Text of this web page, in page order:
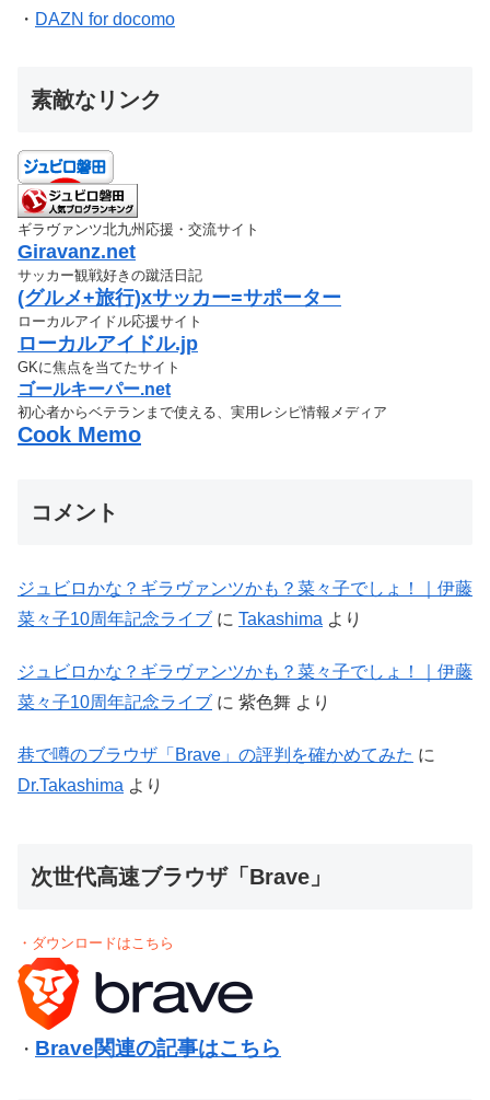
・ DAZN for docomo
素敵なリンク
ギラヴァンツ北九州応援・交流サイト
Giravanz.net
サッカー観戦好きの蹴活日記
(グルメ+旅行)xサッカー=サポーター
ローカルアイドル応援サイト
ローカルアイドル.jp
GKに焦点を当てたサイト
ゴールキーパー.net
初心者からベテランまで使える、実用レシピ情報メディア
Cook Memo
コメント
ジュビロかな？ギラヴァンツかも？菜々子でしょ！｜伊藤
菜々子10周年記念ライブ に Takashima より
ジュビロかな？ギラヴァンツかも？菜々子でしょ！｜伊藤
菜々子10周年記念ライブ に 紫色舞 より
巷で噂のブラウザ「Brave」の評判を確かめてみた に
Dr.Takashima より
次世代高速ブラウザ「Brave」
・ダウンロードはこちら
・ Brave関連の記事はこちら